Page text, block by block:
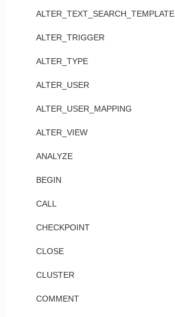
ALTER_TEXT_SEARCH_TEMPLATE
ALTER_TRIGGER
ALTER_TYPE
ALTER_USER
ALTER_USER_MAPPING
ALTER_VIEW
ANALYZE
BEGIN
CALL
CHECKPOINT
CLOSE
CLUSTER
COMMENT